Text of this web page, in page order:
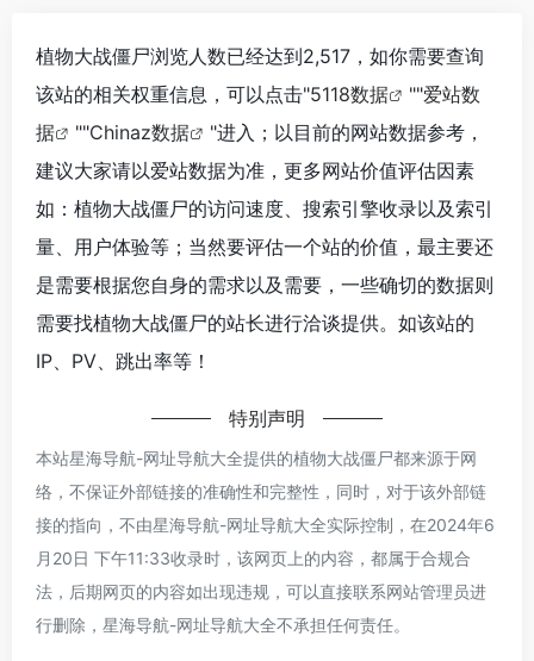
植物大战僵尸浏览人数已经达到2,517，如你需要查询
该站的相关权重信息，可以点击"5118数据 ""爱站数
据
""Chinaz数据
"进入；以目前的网站数据参考，
建议大家请以爱站数据为准，更多网站价值评估因素
如：植物大战僵尸的访问速度、搜索引擎收录以及索引
量、用户体验等；当然要评估一个站的价值，最主要还
是需要根据您自身的需求以及需要，一些确切的数据则
需要找植物大战僵尸的站长进行洽谈提供。如该站的
IP、PV、跳出率等！
特别声明
本站星海导航-网址导航大全提供的植物大战僵尸都来源于网
络，不保证外部链接的准确性和完整性，同时，对于该外部链
接的指向，不由星海导航-网址导航大全实际控制，在2024年6
月20日 下午11:33收录时，该网页上的内容，都属于合规合
法，后期网页的内容如出现违规，可以直接联系网站管理员进
行删除，星海导航-网址导航大全不承担任何责任。